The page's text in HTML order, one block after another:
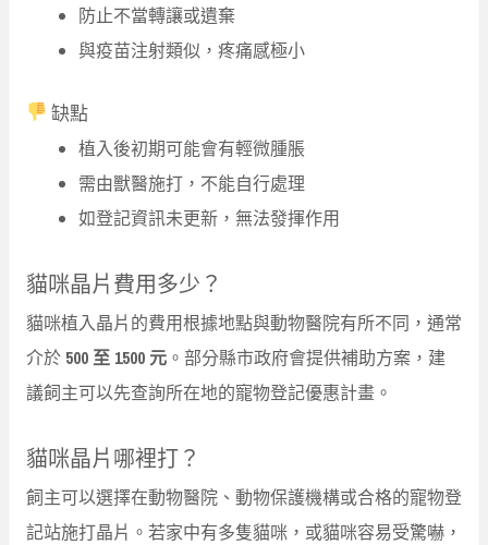
防止不當轉讓或遺棄
與疫苗注射類似，疼痛感極小
缺點
植入後初期可能會有輕微腫脹
需由獸醫施打，不能自行處理
如登記資訊未更新，無法發揮作用
貓咪晶片費用多少？
貓咪植入晶片的費用根據地點與動物醫院有所不同，通常
介於 500 至 1500 元 。部分縣市政府會提供補助方案，建
議飼主可以先查詢所在地的寵物登記優惠計畫。
貓咪晶片哪裡打？
飼主可以選擇在動物醫院、動物保護機構或合格的寵物登
記站施打晶片。若家中有多隻貓咪，或貓咪容易受驚嚇，